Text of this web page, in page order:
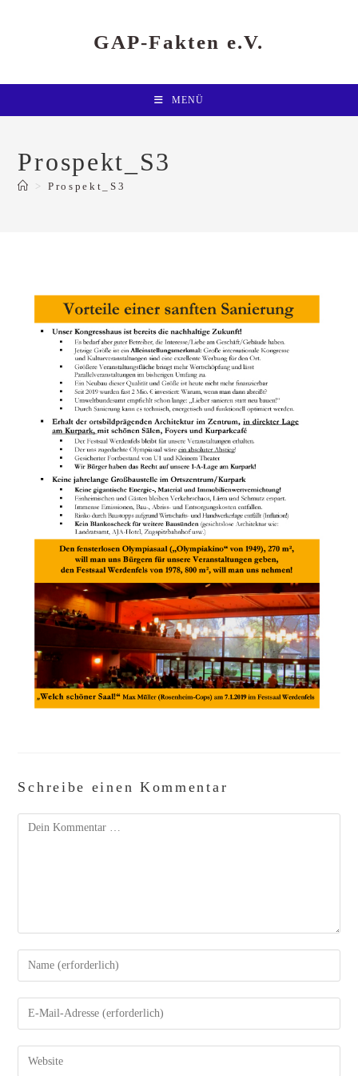
GAP-Fakten e.V.
MENÜ
Prospekt_S3
> Prospekt_S3
Schreibe einen Kommentar
Kommentar
Gib
deinen
Namen
oder
zum
Kommentieren
ein
Gib
deine
E-
Mail-
zum
Kommentieren
ein
Gib
deine
Website-